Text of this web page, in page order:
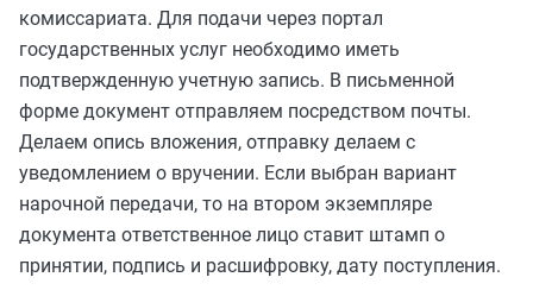
комиссариата. Для подачи через портал
государственных услуг необходимо иметь
подтвержденную учетную запись. В письменной
форме документ отправляем посредством почты.
Делаем опись вложения, отправку делаем с
уведомлением о вручении. Если выбран вариант
нарочной передачи, то на втором экземпляре
документа ответственное лицо ставит штамп о
принятии, подпись и расшифровку, дату поступления.